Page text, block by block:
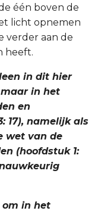
één boven de
licht opnemen
verder aan de
heeft.
in dit hier
in het
en
17), namelijk als
wet van de
(hoofdstuk 1:
om in het